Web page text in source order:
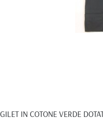
GILET IN COTONE VERDE